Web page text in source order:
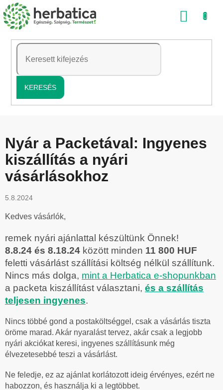
Ugrás
a
tartalomhoz
KERESÉS
Nyár a Packetával: Ingyenes
kiszállítás a nyári
vásárlásokhoz
5.8.2024
Kedves vásárlók,
remek nyári ajánlattal készültünk Önnek!
8.8.24 és 8.18.24 között minden 11 800 HUF
feletti vásárlást szállítási költség nélkül szállítunk.
Nincs más dolga, mint a Herbatica e-shopunkban
a packeta kiszállítást választani, és a szállítás
teljesen ingyenes.
Nincs többé gond a postaköltséggel, csak a vásárlás tiszta
öröme marad. Akár nyaralást tervez, akár csak a legjobb
nyári akciókat keresi, ingyenes szállításunk még
élvezetesebbé teszi a vásárlást.
Ne feledje, ez az ajánlat korlátozott ideig érvényes, ezért ne
habozzon, és használja ki a legtöbbet.